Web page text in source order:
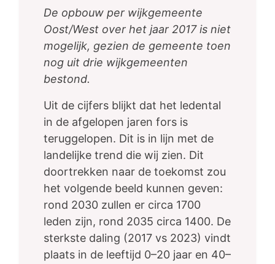
De opbouw per wijkgemeente
Oost/West over het jaar 2017 is niet
mogelijk, gezien de gemeente toen
nog uit drie wijkgemeenten
bestond.
Uit de cijfers blijkt dat het ledental
in de afgelopen jaren fors is
teruggelopen. Dit is in lijn met de
landelijke trend die wij zien. Dit
doortrekken naar de toekomst zou
het volgende beeld kunnen geven:
rond 2030 zullen er circa 1700
leden zijn, rond 2035 circa 1400. De
sterkste daling (2017 vs 2023) vindt
plaats in de leeftijd 0–20 jaar en 40–